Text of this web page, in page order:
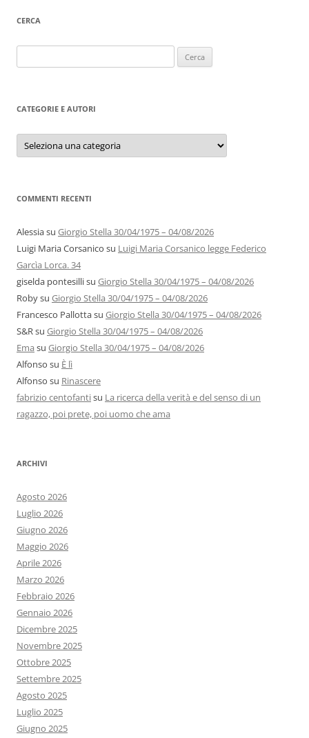
CERCA
per:
CATEGORIE E AUTORI
Categorie
autori
COMMENTI RECENTI
Alessiasu Giorgio Stella 30/04/1975 – 04/08/2026
Luigi Maria Corsanico su Luigi Maria Corsanico legge Federico
Garcìa Lorca. 34
giselda pontesillisu Giorgio Stella 30/04/1975 – 04/08/2026
Robysu Giorgio Stella 30/04/1975 – 04/08/2026
Francesco Pallottasu Giorgio Stella 30/04/1975 – 04/08/2026
S&Rsu Giorgio Stella 30/04/1975 – 04/08/2026
Ema su Giorgio Stella 30/04/1975 – 04/08/2026
Alfonso su È lì
Alfonso su Rinascere
fabrizio centofantisu La ricerca della verità e del senso di un
ragazzo, poi prete, poi uomo che ama
ARCHIVI
Agosto 2026
Luglio 2026
Giugno 2026
Maggio 2026
Aprile 2026
Marzo 2026
Febbraio 2026
Gennaio 2026
Dicembre 2025
Novembre 2025
Ottobre 2025
Settembre 2025
Agosto 2025
Luglio 2025
Giugno 2025